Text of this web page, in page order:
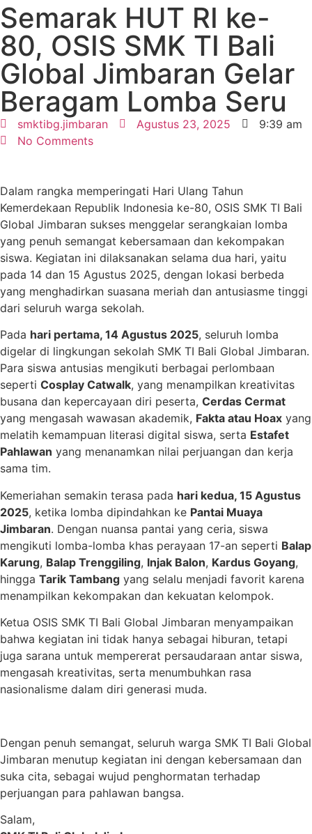
Semarak HUT RI ke-
80, OSIS SMK TI Bali
Global Jimbaran Gelar
Beragam Lomba Seru
smktibg.jimbaran Agustus 23, 2025
9:39 am
No Comments
Dalam rangka memperingati Hari Ulang Tahun
Kemerdekaan Republik Indonesia ke-80, OSIS SMK TI Bali
Global Jimbaran sukses menggelar serangkaian lomba
yang penuh semangat kebersamaan dan kekompakan
siswa. Kegiatan ini dilaksanakan selama dua hari, yaitu
pada 14 dan 15 Agustus 2025, dengan lokasi berbeda
yang menghadirkan suasana meriah dan antusiasme tinggi
dari seluruh warga sekolah.
Pada hari pertama, 14 Agustus 2025, seluruh lomba
digelar di lingkungan sekolah SMK TI Bali Global Jimbaran.
Para siswa antusias mengikuti berbagai perlombaan
seperti Cosplay Catwalk, yang menampilkan kreativitas
busana dan kepercayaan diri peserta, Cerdas Cermat
yang mengasah wawasan akademik, Fakta atau Hoax yang
melatih kemampuan literasi digital siswa, serta Estafet
Pahlawan yang menanamkan nilai perjuangan dan kerja
sama tim.
Kemeriahan semakin terasa pada hari kedua, 15 Agustus
2025, ketika lomba dipindahkan ke Pantai Muaya
Jimbaran. Dengan nuansa pantai yang ceria, siswa
mengikuti lomba-lomba khas perayaan 17-an seperti Balap
Karung, Balap Trenggiling, Injak Balon, Kardus Goyang,
hingga Tarik Tambang yang selalu menjadi favorit karena
menampilkan kekompakan dan kekuatan kelompok.
Ketua OSIS SMK TI Bali Global Jimbaran menyampaikan
bahwa kegiatan ini tidak hanya sebagai hiburan, tetapi
juga sarana untuk mempererat persaudaraan antar siswa,
mengasah kreativitas, serta menumbuhkan rasa
nasionalisme dalam diri generasi muda.
Dengan penuh semangat, seluruh warga SMK TI Bali Global
Jimbaran menutup kegiatan ini dengan kebersamaan dan
suka cita, sebagai wujud penghormatan terhadap
perjuangan para pahlawan bangsa.
Salam,